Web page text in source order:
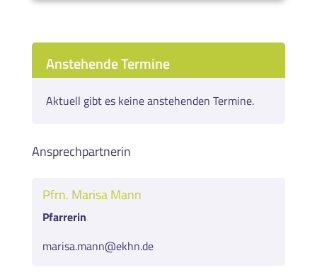
Anstehende Termine
Aktuell gibt es keine anstehenden Termine.
Ansprechpartnerin
Pfrn. Marisa Mann
Pfarrerin
marisa.mann@ekhn.de